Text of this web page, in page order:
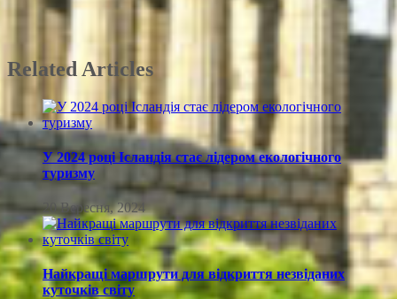
Related Articles
У 2024 році Ісландія стає лідером екологічного
туризму
20 Вересня, 2024
Найкращі маршрути для відкриття незвіданих
куточків світу